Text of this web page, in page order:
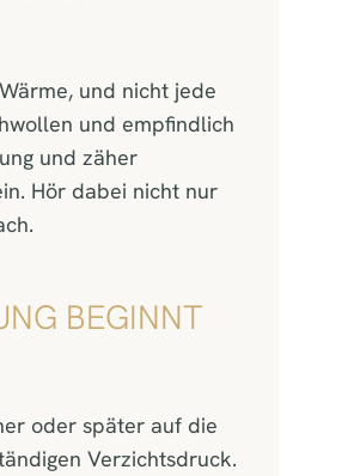
und nicht jede
und empfindlich
und zäher
Hör dabei nicht nur
BEGINNT
oder später auf die
Verzichtsdruck.